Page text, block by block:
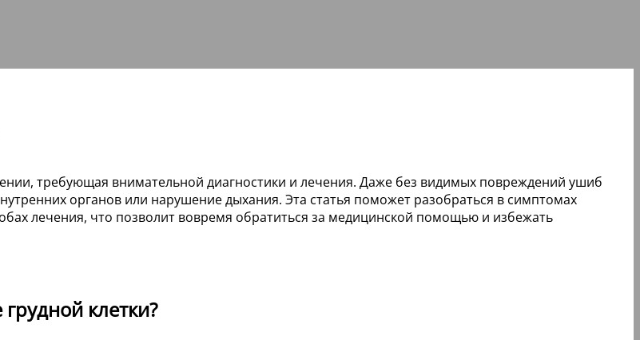
требующая внимательной диагностики и лечения. Даже без видимых повреждений ушиб
органов или нарушение дыхания. Эта статья поможет разобраться в симптомах
лечения, что позволит вовремя обратиться за медицинской помощью и избежать
клетки?